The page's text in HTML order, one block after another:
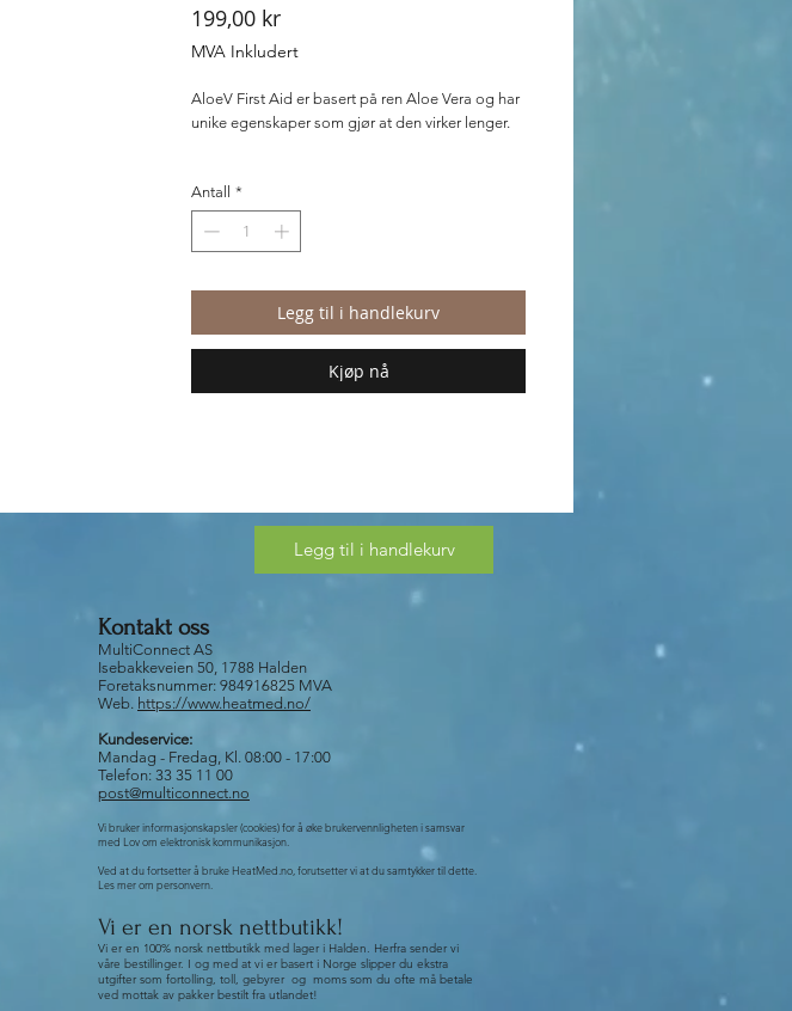
199,00 krPris
MVA Inkludert
AloeV First Aid er basert på ren Aloe Vera og har
unike egenskaper som gjør at den virker lenger.
forsvarssystem og bidrar til raskere
Solbrenthet.
Påføres etter behov.
Antall *
Legg til i handlekurv
Kjøp nå
Legg til i handlekurv
Kontakt oss
MultiConnect AS
Isebakkeveien 50, 1788 Halden
Foretaksnummer: 984916825 MVA
Web. https://www.heatmed.no/
Kundeservice:
Mandag - Fredag, Kl. 08:00 - 17:00
Telefon: 33 35 11 00
post@multiconnect.no
Vi bruker informasjonskapsler (cookies) for å øke brukervennligheten i samsvar
med Lov om elektronisk kommunikasjon.
Ved at du fortsetter å bruke HeatMed.no, forutsetter vi at du samtykker til dette.
Les mer om personvern.
Vi er en norsk nettbutikk!
Vi er en 100% norsk nettbutikk med lager i Halden. Herfra sender vi
våre bestillinger. I og med at vi er basert i Norge slipper du ekstra
utgifter som fortolling, toll, gebyrer og moms som du ofte må betale
ved mottak av pakker bestilt fra utlandet!